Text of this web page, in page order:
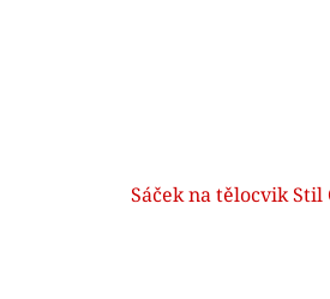
Sáček na tělocvik